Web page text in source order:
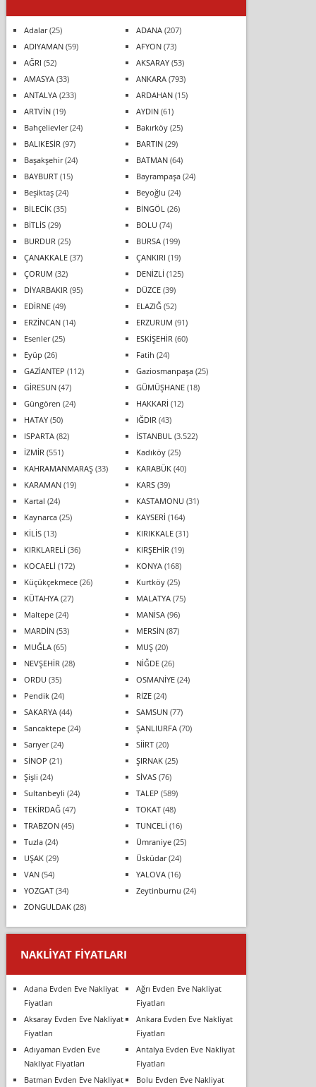
Adalar(25) ADANA(207)
ADIYAMAN(59) AFYON(73)
AĞRI (52) AKSARAY(53)
AMASYA(33) ANKARA(793)
ANTALYA(233) ARDAHAN(15)
ARTVİN(19) AYDIN(61)
Bahçelievler(24) Bakırköy(25)
BALIKESİR (97) BARTIN(29)
Başakşehir(24) BATMAN(64)
BAYBURT(15) Bayrampaşa(24)
Beşiktaş(24) Beyoğlu (24)
BİLECİK(35) BİNGÖL (26)
BİTLİS(29) BOLU (74)
BURDUR (25) BURSA(199)
ÇANAKKALE(37) ÇANKIRI (19)
ÇORUM (32) DENİZLİ (125)
DİYARBAKIR (95) DÜZCE(39)
EDİRNE(49) ELAZIĞ(52)
ERZİNCAN(14) ERZURUM (91)
Esenler(25) ESKİŞEHİR (60)
Eyüp (26) Fatih (24)
GAZİANTEP (112) Gaziosmanpaşa(25)
GİRESUN(47) GÜMÜŞHANE(18)
Güngören (24) HAKKARİ (12)
HATAY(50) IĞDIR (43)
ISPARTA(82) İSTANBUL (3.522)
İZMİR (551) Kadıköy(25)
KAHRAMANMARAŞ(33) KARABÜK(40)
KARAMAN(19) KARS(39)
Kartal (24) KASTAMONU (31)
Kaynarca(25) KAYSERİ (164)
KİLİS(13) KIRIKKALE(31)
KIRKLARELİ (36) KIRŞEHİR (19)
KOCAELİ (172) KONYA(168)
Küçükçekmece(26) Kurtköy(25)
KÜTAHYA(27) MALATYA(75)
Maltepe(24) MANİSA(96)
MARDİN(53) MERSİN(87)
MUĞLA(65) MUŞ(20)
NEVŞEHİR (28) NİĞDE(26)
ORDU (35) OSMANİYE(24)
Pendik(24) RİZE(24)
SAKARYA(44) SAMSUN(77)
Sancaktepe(24) ŞANLIURFA(70)
Sarıyer(24) SİİRT(20)
SİNOP (21) ŞIRNAK(25)
Şişli (24) SİVAS(76)
Sultanbeyli (24) TALEP (589)
TEKİRDAĞ(47) TOKAT(48)
TRABZON(45) TUNCELİ (16)
Tuzla(24) Ümraniye(25)
UŞAK(29) Üsküdar(24)
VAN(54) YALOVA(16)
YOZGAT(34) Zeytinburnu (24)
ZONGULDAK(28)
NAKLIYAT FIYATLARI
Adana Evden Eve Nakliyat
Fiyatları
Ağrı Evden Eve Nakliyat
Fiyatları
Aksaray Evden Eve Nakliyat
Fiyatları
Ankara Evden Eve Nakliyat
Fiyatları
Adıyaman Evden Eve
Nakliyat Fiyatları
Antalya Evden Eve Nakliyat
Fiyatları
Batman Evden Eve Nakliyat
Bolu Evden Eve Nakliyat